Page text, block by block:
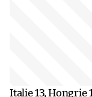
Italie 13, Hongrie